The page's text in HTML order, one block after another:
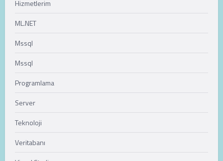
Hizmetlerim
ML.NET
Mssql
Mssql
Programlama
Server
Teknoloji
Veritabanı